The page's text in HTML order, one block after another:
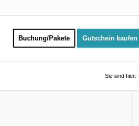
Buchung/Pakete Gutschein kaufen
Sie sind hier: